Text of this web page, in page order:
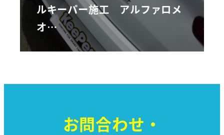
ルキーパー施工 アルファロメ
オ…
お問合わせ・